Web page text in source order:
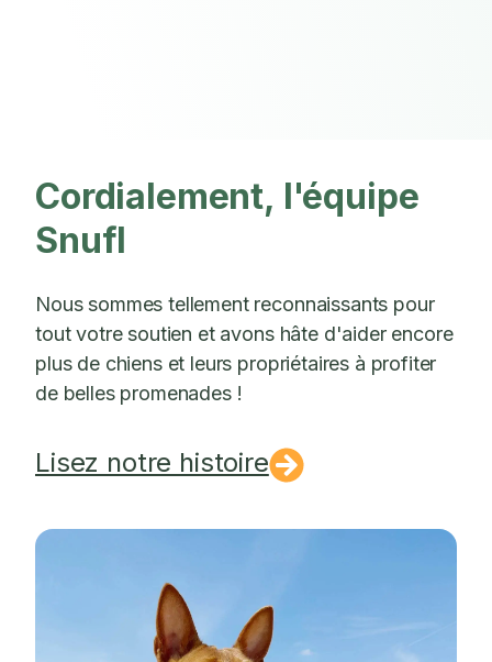
Cordialement, l'équipe
Snufl
Nous sommes tellement reconnaissants pour
tout votre soutien et avons hâte d'aider encore
plus de chiens et leurs propriétaires à profiter
de belles promenades !
Lisez notre histoire